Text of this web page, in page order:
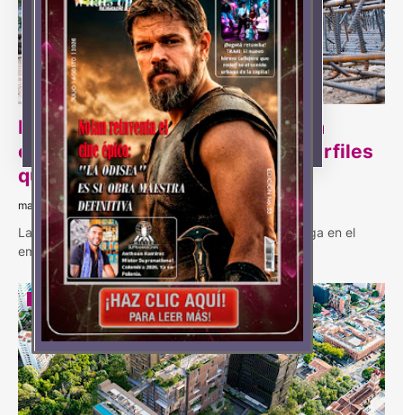
La construcción ya no solo busca
obreros: estos son los nuevos perfiles
que necesita
martes, agosto 04, 2026
La reactivación de la construcción también se juega en el
empleo formal: Cusezar ● Cada proyec…